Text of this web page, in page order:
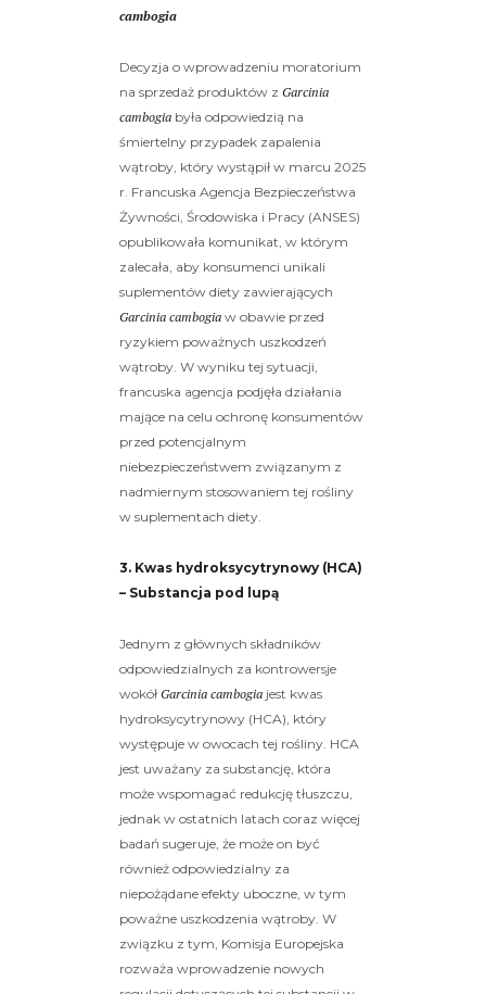
cambogia
Decyzja o wprowadzeniu moratorium
na sprzedaż produktów z Garcinia
cambogia była odpowiedzią na
śmiertelny przypadek zapalenia
wątroby, który wystąpił w marcu 2025
r. Francuska Agencja Bezpieczeństwa
Żywności, Środowiska i Pracy (ANSES)
opublikowała komunikat, w którym
zalecała, aby konsumenci unikali
suplementów diety zawierających
Garcinia cambogia w obawie przed
ryzykiem poważnych uszkodzeń
wątroby. W wyniku tej sytuacji,
francuska agencja podjęła działania
mające na celu ochronę konsumentów
przed potencjalnym
niebezpieczeństwem związanym z
nadmiernym stosowaniem tej rośliny
w suplementach diety.
3. Kwas hydroksycytrynowy (HCA)
– Substancja pod lupą
Jednym z głównych składników
odpowiedzialnych za kontrowersje
wokół Garcinia cambogia jest kwas
hydroksycytrynowy (HCA), który
występuje w owocach tej rośliny. HCA
jest uważany za substancję, która
może wspomagać redukcję tłuszczu,
jednak w ostatnich latach coraz więcej
badań sugeruje, że może on być
również odpowiedzialny za
niepożądane efekty uboczne, w tym
poważne uszkodzenia wątroby. W
związku z tym, Komisja Europejska
rozważa wprowadzenie nowych